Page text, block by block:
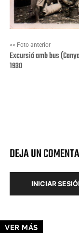
<< Foto anterior
Excursió amb bus
1930
DEJA UN
INICIAR
VER MÁS